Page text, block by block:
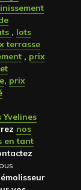
, lots
terrasse
, prix
, prix
nos
en tant